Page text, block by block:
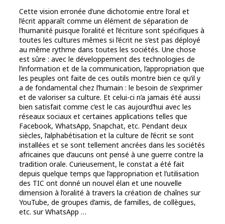
Cette vision erronée d’une dichotomie entre l’oral et
l’écrit apparaît comme un élément de séparation de
l’humanité puisque l’oralité et l’écriture sont spécifiques à
toutes les cultures mêmes si l’écrit ne s’est pas déployé
au même rythme dans toutes les sociétés. Une chose
est sûre : avec le développement des technologies de
l’information et de la communication, l’appropriation que
les peuples ont faite de ces outils montre bien ce qu’il y
a de fondamental chez l’humain : le besoin de s’exprimer
et de valoriser sa culture. Et celui-ci n’a jamais été aussi
bien satisfait comme c’est le cas aujourd’hui avec les
réseaux sociaux et certaines applications telles que
Facebook, WhatsApp, Snapchat, etc. Pendant deux
siècles, l’alphabétisation et la culture de l’écrit se sont
installées et se sont tellement ancrées dans les sociétés
africaines que d’aucuns ont pensé à une guerre contre la
tradition orale. Curieusement, le constat a été fait
depuis quelque temps que l’appropriation et l’utilisation
des TIC ont donné un nouvel élan et une nouvelle
dimension à l’oralité à travers la création de chaînes sur
YouTube, de groupes d’amis, de familles, de collègues,
etc. sur WhatsApp …